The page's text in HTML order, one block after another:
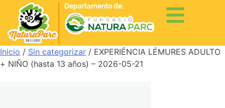
Departamento de:
Inicio / Sin categorizar / EXPERIÉNCIA LÉMURES ADULTO
+ NIÑO (hasta 13 años) – 2026-05-21